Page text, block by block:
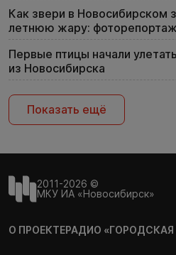
Как звери в Новосибирском
летнюю жару: фоторепортаж
Первые птицы начали
из Новосибирска
Показать ещё
2011-2026 ©
МКУ ИА «Новосибирск»
О ПРОЕКТЕРАДИО «ГОРОДСКАЯ